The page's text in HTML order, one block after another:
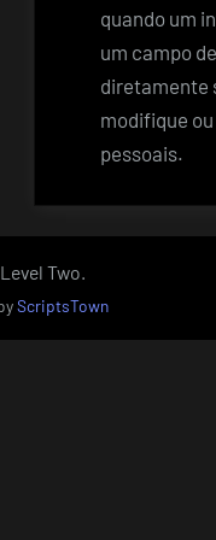
quando um
um campo
diretamente
modifique
pessoais.
Two.
ScriptsTown